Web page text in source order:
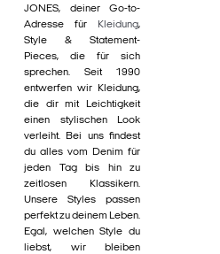
JONES, deiner Go-to-
Adresse für
Kleidung,
Style & Statement-
Pieces, die für sich
sprechen. Seit 1990
entwerfen wir Kleidung,
die dir mit Leichtigkeit
einen stylischen Look
verleiht. Bei uns findest
du alles vom Denim für
jeden Tag bis hin zu
zeitlosen Klassikern.
Unsere Styles passen
perfekt zu deinem Leben.
Egal, welchen Style du
liebst, wir bleiben